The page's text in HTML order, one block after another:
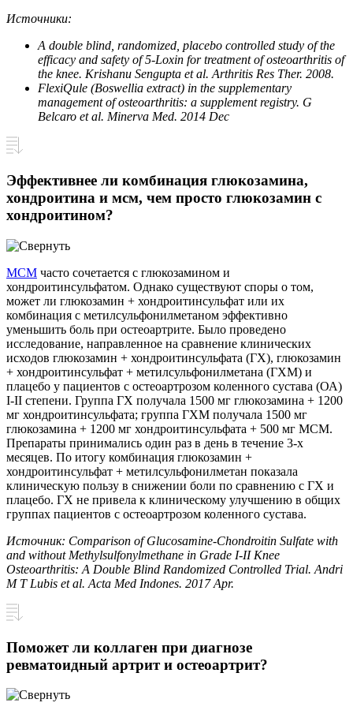
Источники:
A double blind, randomized, placebo controlled study of the
efficacy and safety of 5-Loxin for treatment of osteoarthritis of
the knee. Krishanu Sengupta et al. Arthritis Res Ther. 2008.
FlexiQule (Boswellia extract) in the supplementary
management of osteoarthritis: a supplement registry. G
Belcaro et al. Minerva Med. 2014 Dec
Эффективнее ли комбинация глюкозамина,
хондроитина и мсм, чем просто глюкозамин с
хондроитином?
МСМ часто сочетается с глюкозамином и
хондроитинсульфатом. Однако существуют споры о том,
может ли глюкозамин + хондроитинсульфат или их
комбинация с метилсульфонилметаном эффективно
уменьшить боль при остеоартрите. Было проведено
исследование, направленное на сравнение клинических
исходов глюкозамин + хондроитинсульфата (ГХ), глюкозамин
+ хондроитинсульфат + метилсульфонилметана (ГХМ) и
плацебо у пациентов с остеоартрозом коленного сустава (ОА)
I-II степени. Группа ГХ получала 1500 мг глюкозамина + 1200
мг хондроитинсульфата; группа ГХМ получала 1500 мг
глюкозамина + 1200 мг хондроитинсульфата + 500 мг МСМ.
Препараты принимались один раз в день в течение 3-х
месяцев. По итогу комбинация глюкозамин +
хондроитинсульфат + метилсульфонилметан показала
клиническую пользу в снижении боли по сравнению с ГХ и
плацебо. ГХ не привела к клиническому улучшению в общих
группах пациентов с остеоартрозом коленного сустава.
Источник: Comparison of Glucosamine-Chondroitin Sulfate with
and without Methylsulfonylmethane in Grade I-II Knee
Osteoarthritis: A Double Blind Randomized Controlled Trial. Andri
M T Lubis et al. Acta Med Indones. 2017 Apr.
Поможет ли коллаген при диагнозе
ревматоидный артрит и остеоартрит?